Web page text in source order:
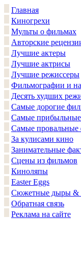
Главная
Киногрехи
Мульты о фильмах
Авторские
Лучшие актеры
Лучшие актрисы
Лучшие режиссеры
Фильмографии и
Десять худших
Самые дорогие
Самые
Самые
За кулисами кино
Занимательные
Сцены из фильмов
Киноляпы
Easter Eggs
Сюжетные дыры
Обратная связь
Реклама на сайте